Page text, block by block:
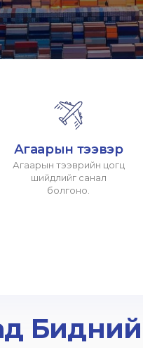
Агаарын тээвэр
Агаарын тээврийн цогц
шийдлийг санал
болгоно.